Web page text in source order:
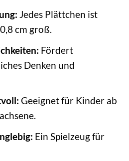
Jedes Plättchen ist
cm groß.
Fördert
Denken und
Geeignet für Kinder ab
Ein Spielzeug für